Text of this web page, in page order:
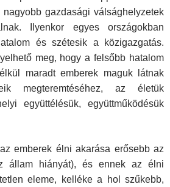
gazdasági válsághelyzetek
Ilyenkor egyes országokban
és szétesik a közigazgatás.
meg, hogy a felsőbb ha­talom
maradt emberek maguk látnak
megteremtéséhez, az életük
együttélésük, együttműködésük
emberek élni akarása erősebb az
állam hiányát), és ennek az élni
eleme, kelléke a hol szűkebb,